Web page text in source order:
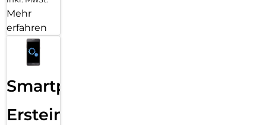
Mehr
erfahren
Smartphone
Ersteinrichtung